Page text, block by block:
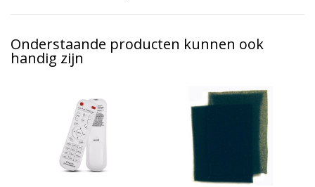
Onderstaande producten kunnen ook
handig zijn